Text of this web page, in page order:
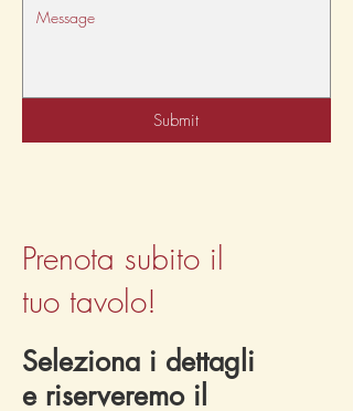
Submit
Prenota subito il
tuo tavolo!
Seleziona i dettagli
e riserveremo il